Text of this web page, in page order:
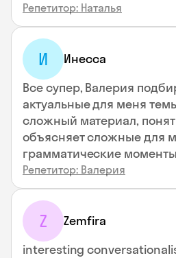
Репетитор: Наталья
И Инесса
Все супер, Валерия
актуальные для меня
сложный материал,
объясняет сложные для
грамматические
Репетитор: Валерия
Z Zemfira
interesting